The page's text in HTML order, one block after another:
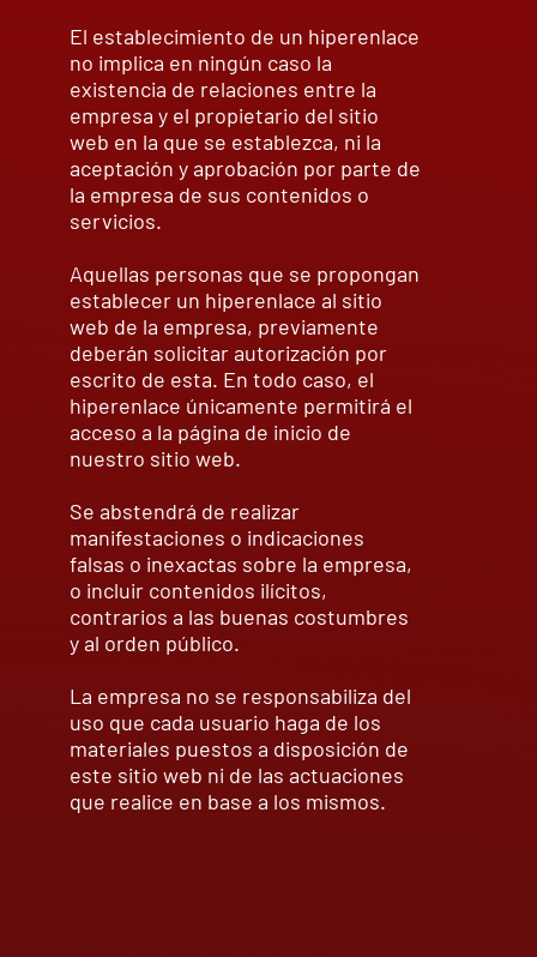
El establecimiento de un hiperenlace
no implica en ningún caso la
existencia de relaciones entre la
empresa y el propietario del sitio
web en la que se establezca, ni la
aceptación y aprobación por parte de
la empresa de sus contenidos o
servicios.
Aquellas personas que se propongan
establecer un hiperenlace al sitio
web de la empresa, previamente
deberán solicitar autorización por
escrito de esta. En todo caso, el
hiperenlace únicamente permitirá el
acceso a la página de inicio de
nuestro sitio web.
Se abstendrá de realizar
manifestaciones o indicaciones
falsas o inexactas sobre la empresa,
o incluir contenidos ilícitos,
contrarios a las buenas costumbres
y al orden público.
La empresa no se responsabiliza del
uso que cada usuario haga de los
materiales puestos a disposición de
este sitio web ni de las actuaciones
que realice en base a los mismos.